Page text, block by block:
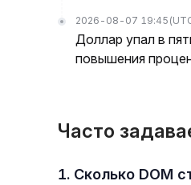
2026-08-07 19:45
Доллар упал в
повышения
Часто
1. Сколько DOM